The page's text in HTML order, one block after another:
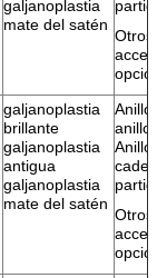
galjanoplastia
mate del satén
Otros
galjanoplastia
brillante
galjanoplastia
antigua
galjanoplastia
mate del satén
Anillo
anillo
Anillo
Otros